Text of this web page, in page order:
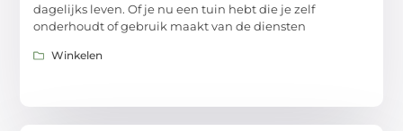
dagelijks leven. Of je nu een tuin hebt die je zelf
onderhoudt of gebruik maakt van de diensten
Winkelen